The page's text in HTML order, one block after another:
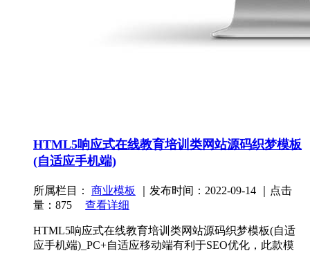
HTML5响应式在线教育培训类网站源码织梦模板
(自适应手机端)
所属栏目： 商业模板
｜发布时间：2022-09-14 ｜点击
量：875
查看详细
HTML5响应式在线教育培训类网站源码织梦模板(自适
应手机端)_PC+自适应移动端有利于SEO优化，此款模